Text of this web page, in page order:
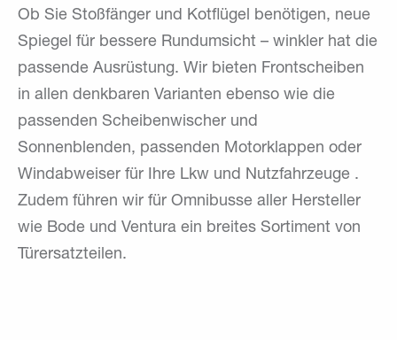
Ob Sie Stoßfänger und Kotflügel benötigen, neue
Spiegel für bessere Rundumsicht – winkler hat die
passende Ausrüstung. Wir bieten Frontscheiben
in allen denkbaren Varianten ebenso wie die
passenden Scheibenwischer und
Sonnenblenden, passenden Motorklappen oder
Windabweiser für Ihre Lkw und Nutzfahrzeuge .
Zudem führen wir für Omnibusse aller Hersteller
wie Bode und Ventura ein breites Sortiment von
Türersatzteilen.